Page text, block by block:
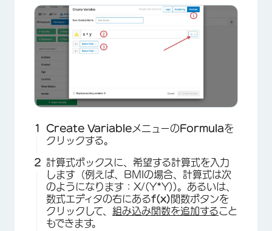
Create Variable メニューのFormulaを
クリックする。
計算式ボックスに、希望する計算式を入力
します（例えば、BMIの場合、計算式は次
のようになります：X/(Y*Y))。あるいは、
数式エディタの右にあるf(x)関数ボタンを
クリックして、 組み込み関数を追加すること
もできます。